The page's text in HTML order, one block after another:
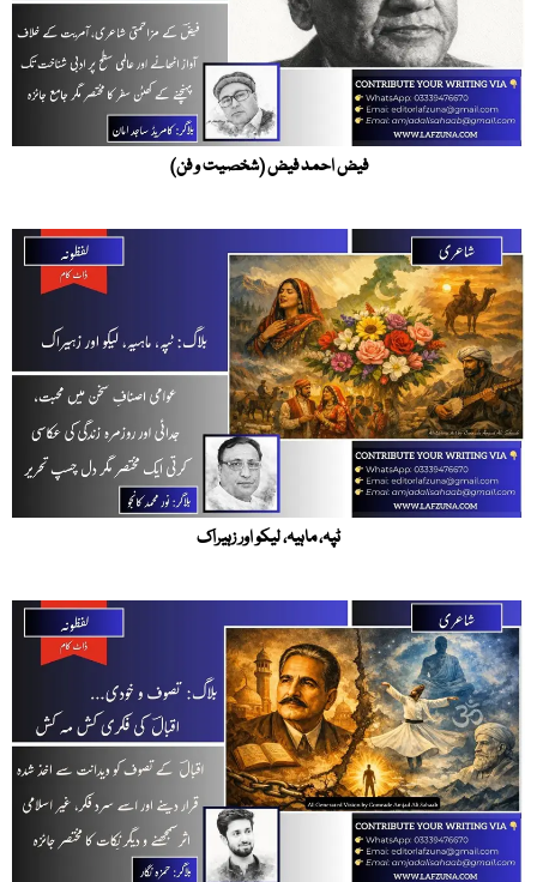
فیض احمد فیض (شخصیت و فن)
ٹپہ، ماہیہ، لیکو اور زہیراک